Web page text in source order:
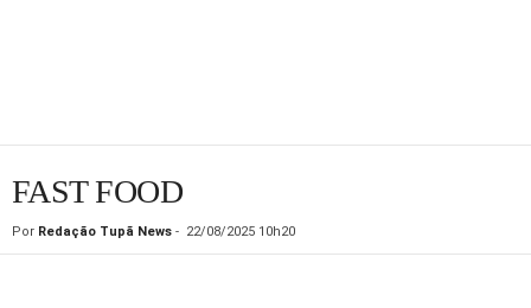
FAST FOOD
Por Redação Tupã News - 22/08/2025 10h20